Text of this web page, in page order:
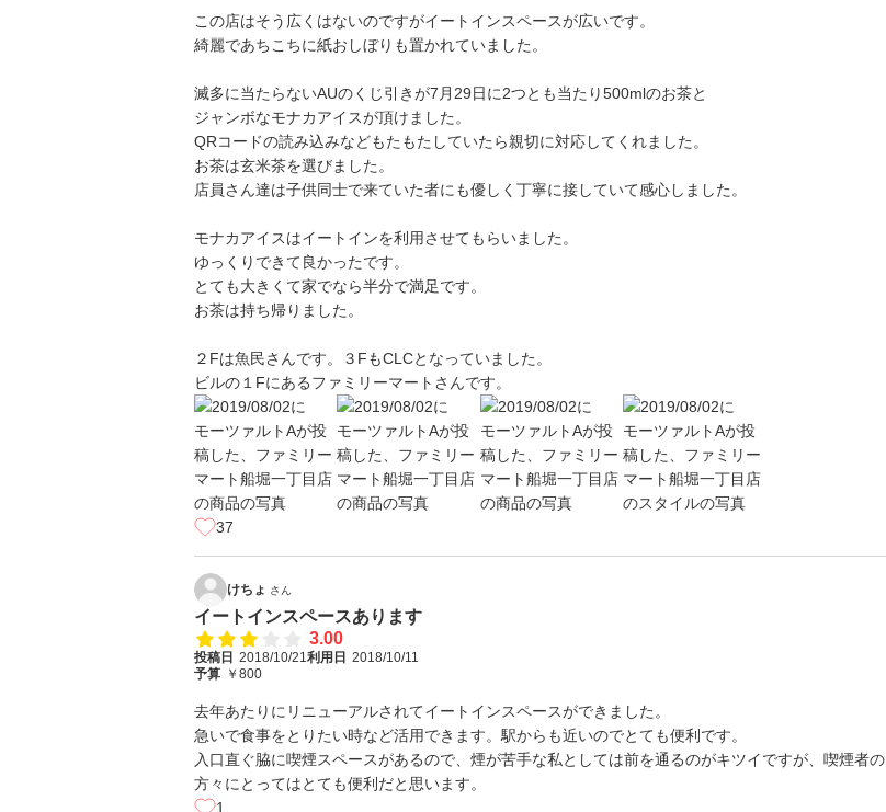
この店はそう広くはないのですがイートインスペースが広いです。
綺麗であちこちに紙おしぼりも置かれていました。
滅多に当たらないAUのくじ引きが7月29日に2つとも当たり500mlのお茶と
ジャンボなモナカアイスが頂けました。
QRコードの読み込みなどもたもたしていたら親切に対応してくれました。
お茶は玄米茶を選びました。
店員さん達は子供同士で来ていた者にも優しく丁寧に接していて感心しました。
モナカアイスはイートインを利用させてもらいました。
ゆっくりできて良かったです。
とても大きくて家でなら半分で満足です。
お茶は持ち帰りました。
２Fは魚民さんです。３FもCLCとなっていました。
ビルの１Fにあるファミリーマートさんです。
37
けちょ さん
イートインスペースあります
3.00
投稿日 2018/10/21利用日 2018/10/11
予算 ￥800
去年あたりにリニューアルされてイートインスペースができました。
急いで食事をとりたい時など活用できます。駅からも近いのでとても便利です。
入口直ぐ脇に喫煙スペースがあるので、煙が苦手な私としては前を通るのがキツイですが、喫煙者の
方々にとってはとても便利だと思います。
1